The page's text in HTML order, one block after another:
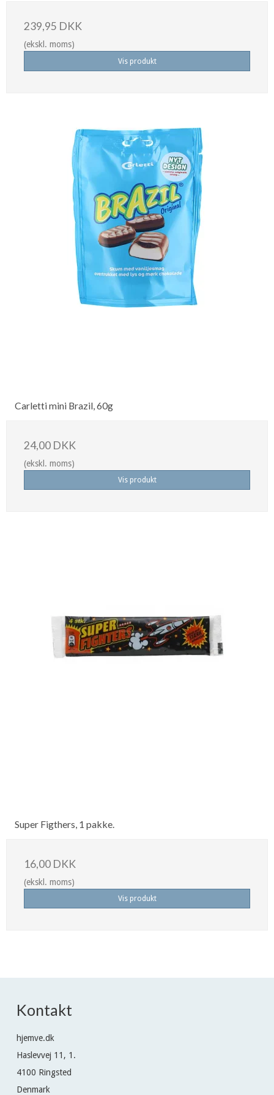
239,95 DKK
(ekskl. moms)
Vis produkt
Carletti mini Brazil, 60g
24,00 DKK
(ekskl. moms)
Vis produkt
Super Figthers, 1 pakke.
16,00 DKK
(ekskl. moms)
Vis produkt
Kontakt
hjemve.dk
Haslevvej 11, 1.
4100 Ringsted
Denmark